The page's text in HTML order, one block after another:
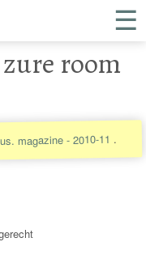
☰
room
magazine - 2010-11 .